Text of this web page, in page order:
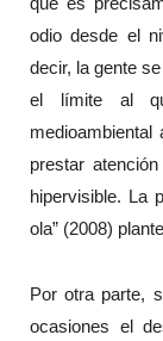
odio desde el
decir, la gente
el límite al
prestar
hipervisible. La
ola” (2008)
Por otra parte,
ocasiones el